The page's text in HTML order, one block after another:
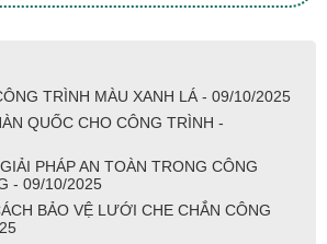
TRÌNH MÀU XANH LÁ - 09/10/2025
QUỐC CHO CÔNG TRÌNH -
PHÁP AN TOÀN TRONG CÔNG
- 09/10/2025
BẢO VỆ LƯỚI CHE CHẮN CÔNG